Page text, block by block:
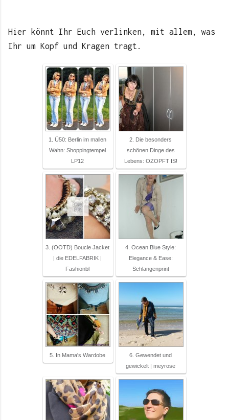
Hier könnt Ihr Euch verlinken, mit allem, was
Ihr um Kopf und Kragen tragt.
1. Ü50: Berlin im mallen
Wahn: Shoppingtempel
LP12
2. Die besonders
schönen Dinge des
Lebens: OZOPFT IS!
3. (OOTD) Boucle Jacket
| die EDELFABRIK |
Fashionbl
4. Ocean Blue Style:
Elegance & Ease:
Schlangenprint
5. In Mama's Wardobe
6. Gewendet und
gewickelt | meyrose